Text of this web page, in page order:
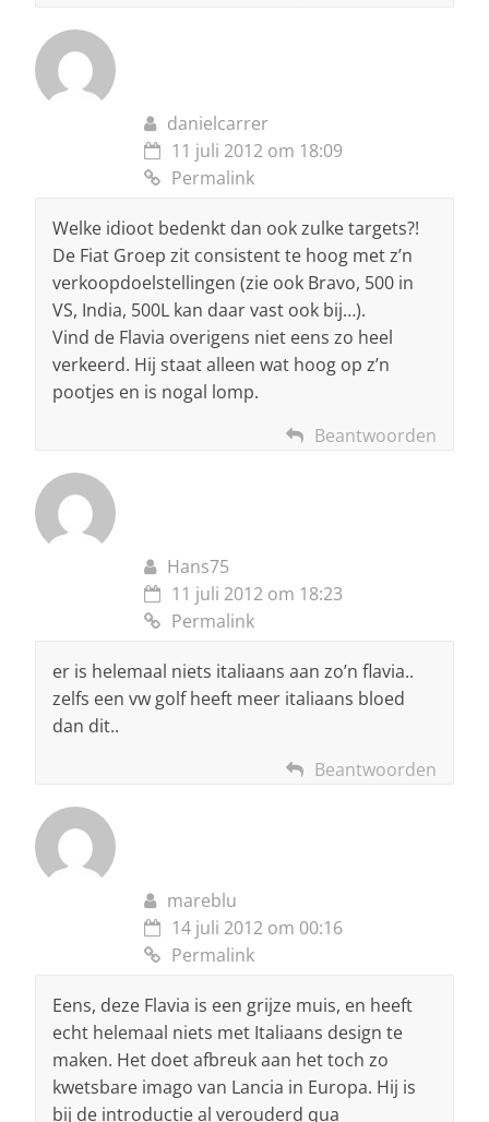
danielcarrer
11 juli 2012 om 18:09
Permalink
Welke idioot bedenkt dan ook zulke targets?!
De Fiat Groep zit consistent te hoog met z’n
verkoopdoelstellingen (zie ook Bravo, 500 in
VS, India, 500L kan daar vast ook bij…).
Vind de Flavia overigens niet eens zo heel
verkeerd. Hij staat alleen wat hoog op z’n
pootjes en is nogal lomp.
Beantwoorden
Hans75
11 juli 2012 om 18:23
Permalink
er is helemaal niets italiaans aan zo’n flavia..
zelfs een vw golf heeft meer italiaans bloed
dan dit..
Beantwoorden
mareblu
14 juli 2012 om 00:16
Permalink
Eens, deze Flavia is een grijze muis, en heeft
echt helemaal niets met Italiaans design te
maken. Het doet afbreuk aan het toch zo
kwetsbare imago van Lancia in Europa. Hij is
bij de introductie al verouderd qua